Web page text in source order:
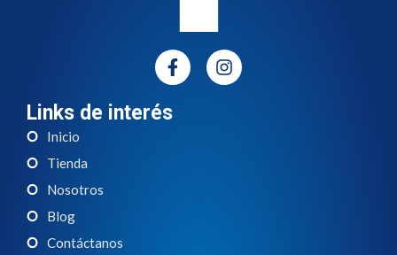
Links de interés
Inicio
Tienda
Nosotros
Blog
Contáctanos